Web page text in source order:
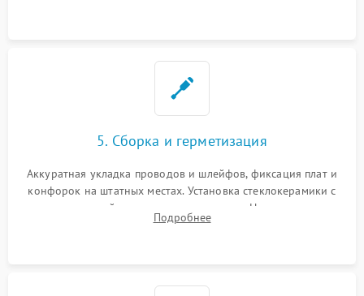
5. Сборка и герметизация
Аккуратная укладка проводов и шлейфов, фиксация плат и
конфорок на штатных местах. Установка стеклокерамики с
проверкой равномерности зазоров. Нанесение
термостойкого герметика или укладка уплотнительной
Подробнее